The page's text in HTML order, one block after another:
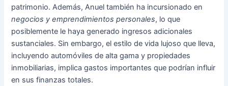
patrimonio. Además, Anuel también ha incursionado en
negocios y emprendimientos personales, lo que
posiblemente le haya generado ingresos adicionales
sustanciales. Sin embargo, el estilo de vida lujoso que lleva,
incluyendo automóviles de alta gama y propiedades
inmobiliarias, implica gastos importantes que podrían influir
en sus finanzas totales.